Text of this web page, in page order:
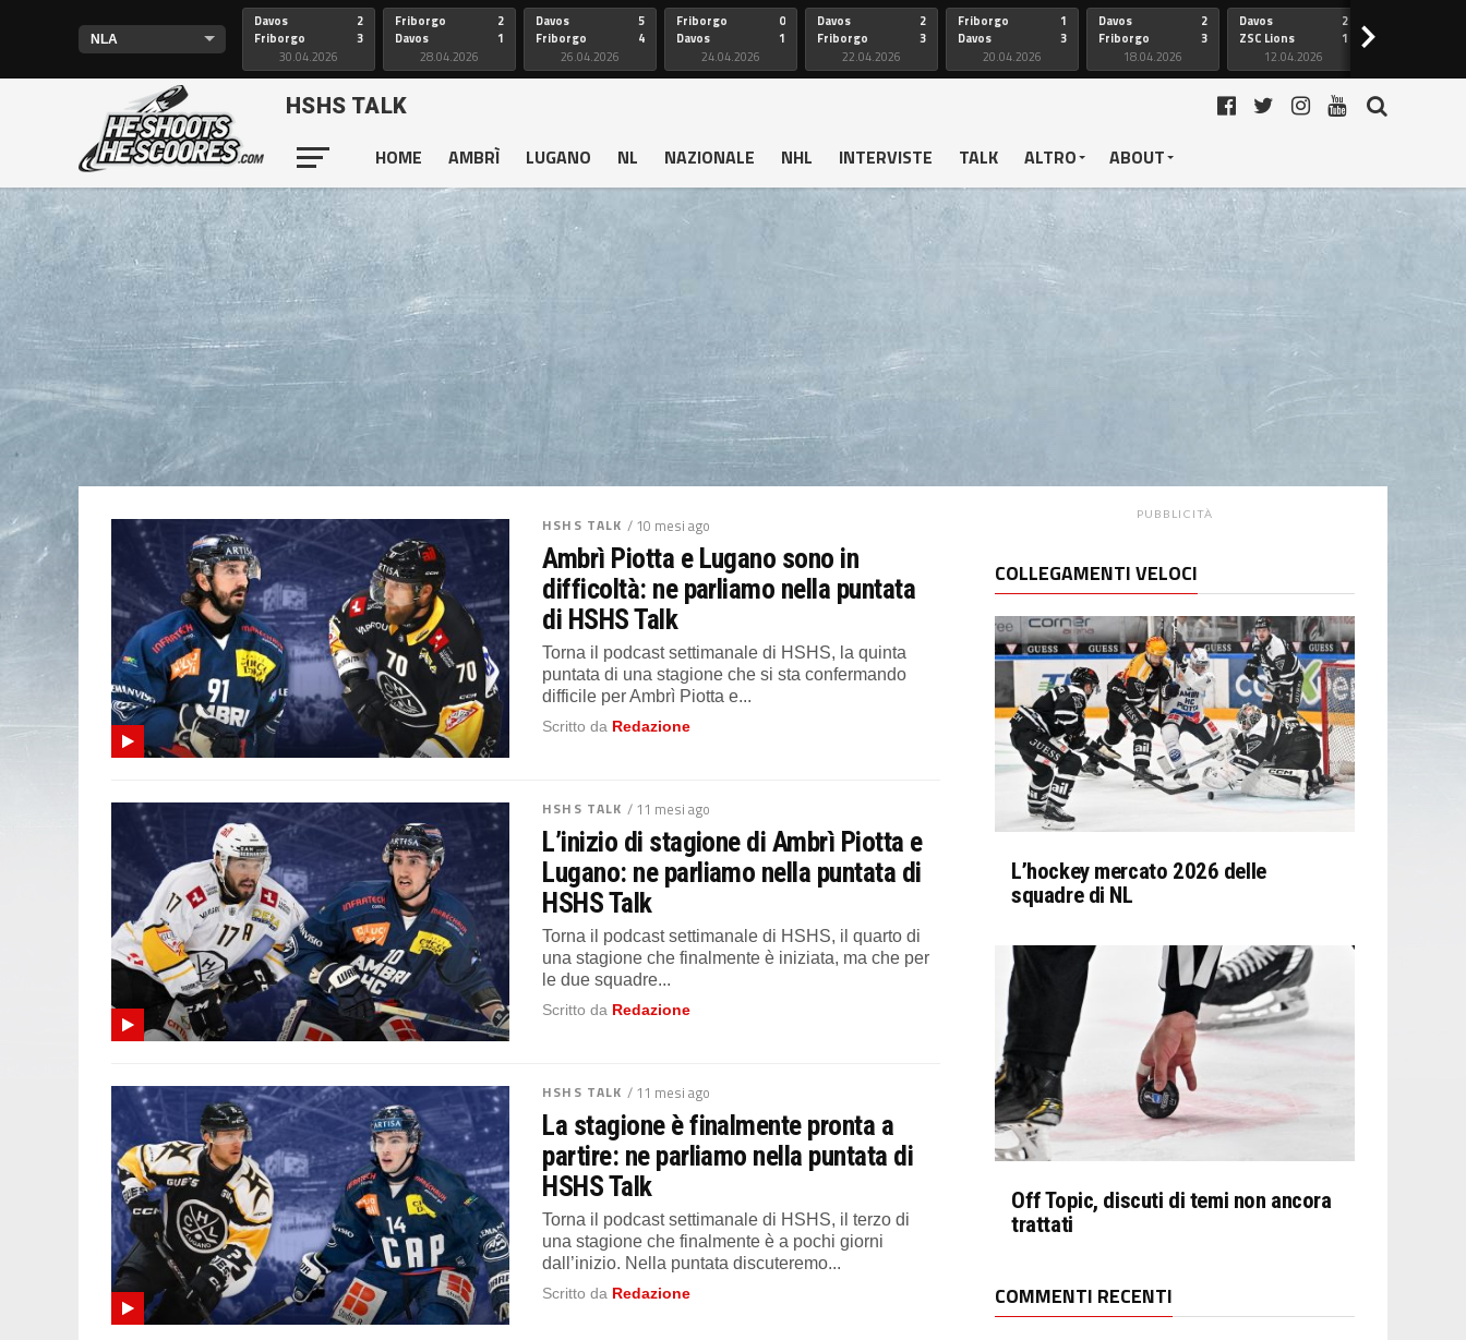
Davos
Friborgo
2
3
30.04.2026
Friborgo
Davos
2
1
28.04.2026
Davos
Friborgo
5
4
26.04.2026
Friborgo
Davos
0
1
24.04.2026
Davos
Friborgo
2
3
22.04.2026
Friborgo
Davos
1
3
20.04.2026
Davos
Friborgo
2
3
18.04.2026
Davos
ZSC Lions
2
1
12.04.2026
>
HSHS TALK
HOME
AMBRÌ LUGANO NL NAZIONALE NHL INTERVISTE TALK ALTRO ABOUT
HSHS TALK / 10 mesi ago
Ambrì Piotta e Lugano sono in
difficoltà: ne parliamo nella puntata
di HSHS Talk
Torna il podcast settimanale di HSHS, la quinta
puntata di una stagione che si sta confermando
difficile per Ambrì Piotta e...
Scritto da Redazione
HSHS TALK / 11 mesi ago
L’inizio di stagione di Ambrì Piotta e
Lugano: ne parliamo nella puntata di
HSHS Talk
Torna il podcast settimanale di HSHS, il quarto di
una stagione che finalmente è iniziata, ma che per
le due squadre...
Scritto da Redazione
HSHS TALK / 11 mesi ago
La stagione è finalmente pronta a
partire: ne parliamo nella puntata di
HSHS Talk
Torna il podcast settimanale di HSHS, il terzo di
una stagione che finalmente è a pochi giorni
dall’inizio. Nella puntata discuteremo...
Scritto da Redazione
PUBBLICITÀ
COLLEGAMENTI VELOCI
L’hockey mercato 2026 delle
squadre di NL
Off Topic, discuti di temi non ancora
trattati
COMMENTI RECENTI